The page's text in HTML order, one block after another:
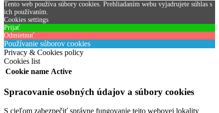
Tento web používa súbory cookies. Prehliadaním webu vyjadrujete súhlas s
ich používaním.
Cookies settings
Prijať
Odmietnuť
Používanie súborov cookies
Privacy & Cookies policy
Cookies list
Cookie name Active
Spracovanie osobných údajov a súbory cookies
S cieľom zabezpečiť správne fungovanie tejto webovej lokality